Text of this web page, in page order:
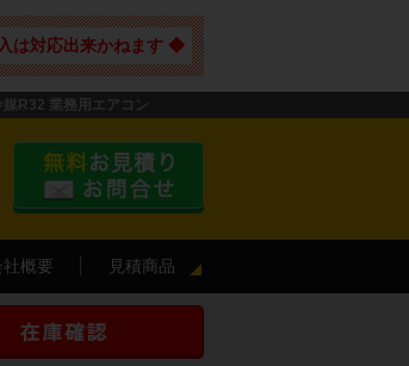
は対応出来かねます ◆
R32 業務用エアコン
社概要 見積商品